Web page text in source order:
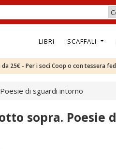
LIBRI SCAFFALI
25€ - Per i soci Coop o con tessera
di sguardi intorno
sopra. Poesie